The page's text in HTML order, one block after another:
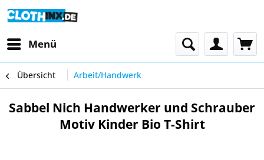
Menü
Übersicht Arbeit/Handwerk
Sabbel Nich Handwerker und Schrauber
Motiv Kinder Bio T-Shirt